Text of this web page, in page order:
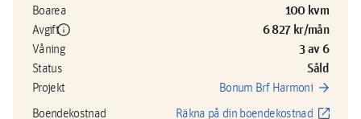
Boarea 100 kvm
Avgiftinfo 6 827 kr/mån
Våning 3 av 6
Status Såld
Projekt Bonum Brf Harmoni arrow_forward
Boendekostnad Räkna på din boendekostnad open_in_new